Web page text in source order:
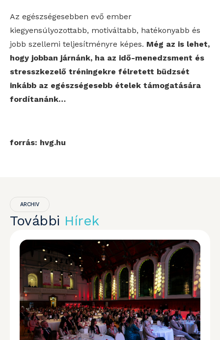
Az egészségesebben evő ember
kiegyensúlyozottabb, motiváltabb, hatékonyabb és
jobb szellemi teljesítményre képes. Még az is lehet,
hogy jobban járnánk, ha az idő-menedzsment és
stresszkezelő tréningekre félretett büdzsét
inkább az egészségesebb ételek támogatására
fordítanánk…
forrás: hvg.hu
ARCHIV
További Hírek